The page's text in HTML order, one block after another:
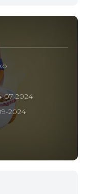
07-2024
2024